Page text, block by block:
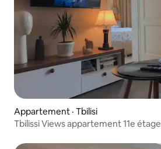
Appartement · Tbilisi
Tbilissi Views appartement 11e étage